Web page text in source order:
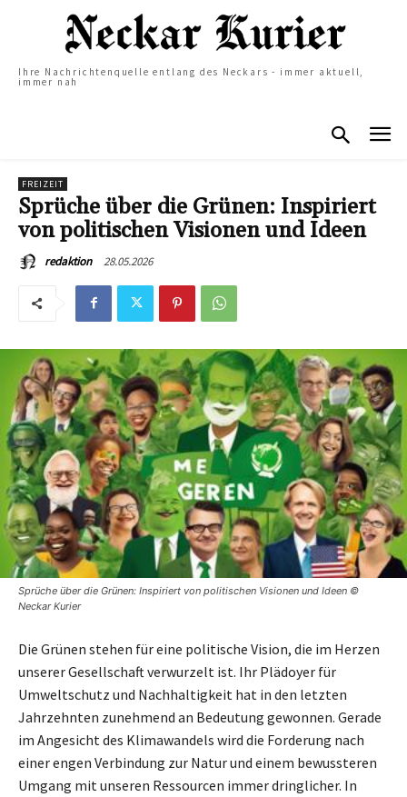
Ihre Nachrichtenquelle entlang des Neckars - immer aktuell,
immer nah
FREIZEIT
Sprüche über die Grünen: Inspiriert
von politischen Visionen und Ideen
redaktion 28.05.2026
Sprüche über die Grünen: Inspiriert von politischen Visionen und Ideen ©
Neckar Kurier
Die Grünen stehen für eine politische Vision, die im Herzen
unserer Gesellschaft verwurzelt ist. Ihr Plädoyer für
Umweltschutz und Nachhaltigkeit hat in den letzten
Jahrzehnten zunehmend an Bedeutung gewonnen. Gerade
im Angesicht des Klimawandels wird die Forderung nach
einer engen Verbindung zur Natur und einem bewussteren
Umgang mit unseren Ressourcen immer dringlicher. In